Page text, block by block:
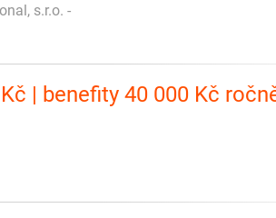
s.r.o. -
| benefity 40 000 Kč